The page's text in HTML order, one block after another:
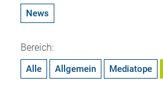
News
Bereich:
Alle Allgemein Mediatope